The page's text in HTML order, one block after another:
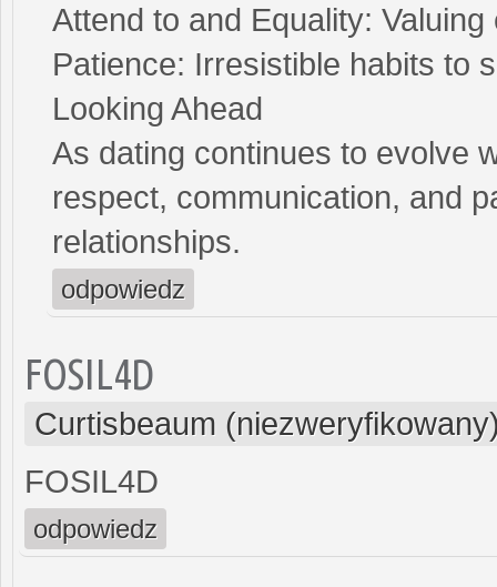
Attend to and Equality:
Patience: Irresistible habits to
Looking Ahead
As dating continues to evolve
respect, communication, and
relationships.
odpowiedz
FOSIL4D
Curtisbeaum
FOSIL4D
odpowiedz